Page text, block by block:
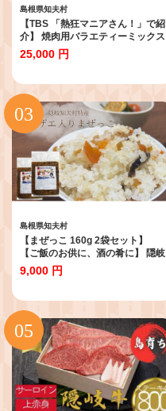
島根県知夫村
【TBS 「熱狂マニアさん！」で紹
介】 焼肉用バラエティーミックス
１ｋｇ（500g×2パック）経産牛/
焼き肉/バーベキュー/鉄板焼き/牛
25,000 円
島根県知夫村
【まぜっこ 160g 2袋セット】
【ご飯のお供に、酒の肴に】 隠岐
知夫里島 さざえ サザエ 酒の肴 ご
飯 珍味 手軽 簡単 アクセント 混ぜ
9,000 円